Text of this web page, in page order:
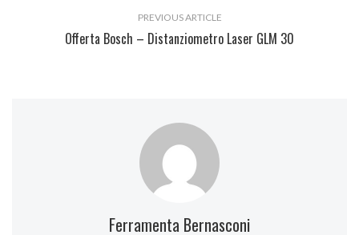
PREVIOUS ARTICLE
Offerta Bosch – Distanziometro Laser GLM 30
Ferramenta Bernasconi